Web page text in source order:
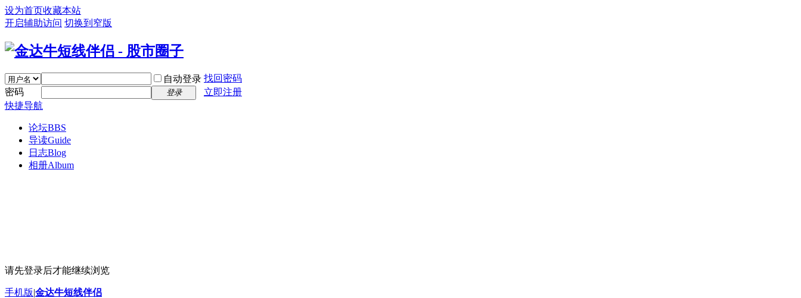
设为首页收藏本站
开启辅助访问 切换到窄版
自动登录 找回密码
密码
登录
立即注册
快捷导航
论坛BBS
导读Guide
日志Blog
相册Album
请先登录后才能继续浏览
手机版|金达牛短线伴侣